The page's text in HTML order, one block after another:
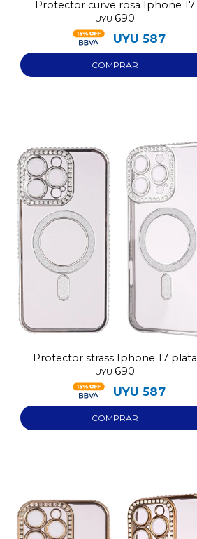
Protector curve rosa Iphone 17
UYU 690
UYU 587
Protector strass Iphone 17 plata
UYU 690
UYU 587
Continuar